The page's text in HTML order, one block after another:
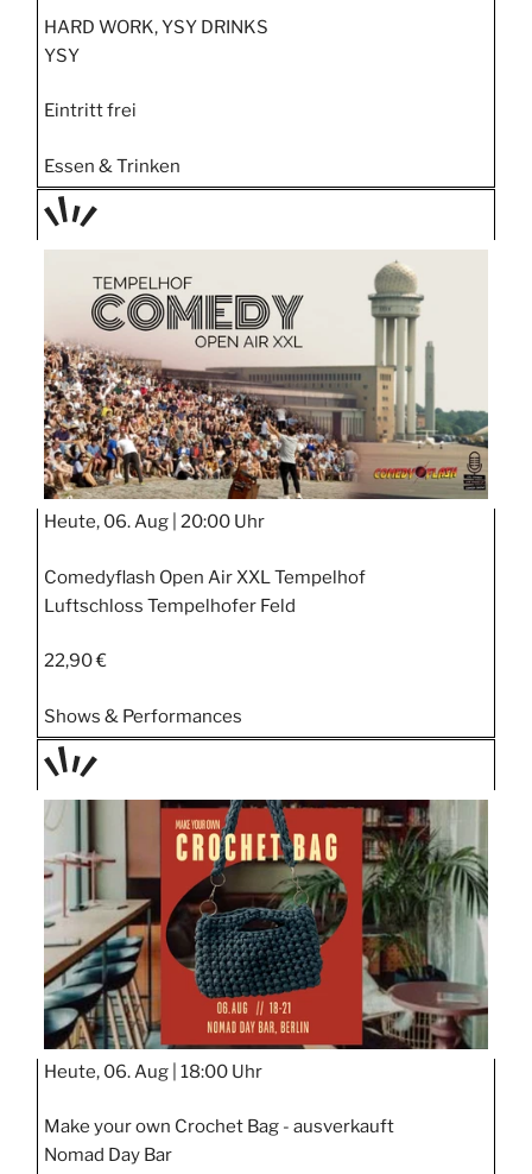
HARD WORK, YSY DRINKS
YSY
Eintritt frei
Essen & Trinken
TAGE
STIPP
Heute, 06. Aug | 20:00 Uhr
Comedyflash Open Air XXL Tempelhof
Luftschloss Tempelhofer Feld
22,90 €
Shows & Performances
TAGE
STIPP
Heute, 06. Aug | 18:00 Uhr
Make your own Crochet Bag - ausverkauft
Nomad Day Bar